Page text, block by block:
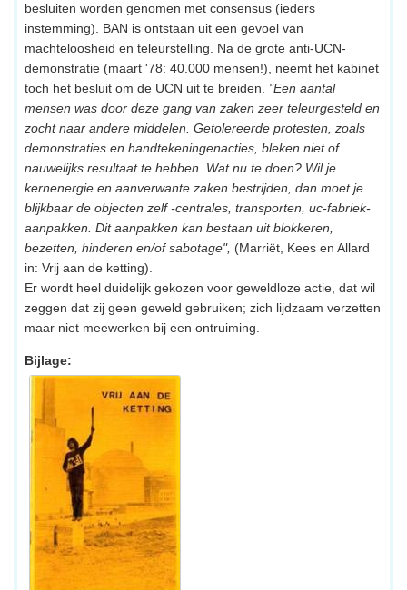
besluiten worden genomen met consensus (ieders
instemming). BAN is ontstaan uit een gevoel van
machteloosheid en teleurstelling. Na de grote anti-UCN-
demonstratie (maart '78: 40.000 mensen!), neemt het kabinet
toch het besluit om de UCN uit te breiden. "Een aantal
mensen was door deze gang van zaken zeer teleurgesteld en
zocht naar andere middelen. Getolereerde protesten, zoals
demonstraties en handtekeningenacties, bleken niet of
nauwelijks resultaat te hebben. Wat nu te doen? Wil je
kernenergie en aanverwante zaken bestrijden, dan moet je
blijkbaar de objecten zelf -centrales, transporten, uc-fabriek-
aanpakken. Dit aanpakken kan bestaan uit blokkeren,
bezetten, hinderen en/of sabotage", (Marriët, Kees en Allard
in: Vrij aan de ketting).
Er wordt heel duidelijk gekozen voor geweldloze actie, dat wil
zeggen dat zij geen geweld gebruiken; zich lijdzaam verzetten
maar niet meewerken bij een ontruiming.
Bijlage: